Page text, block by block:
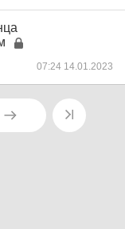
07:24 14.01.2023